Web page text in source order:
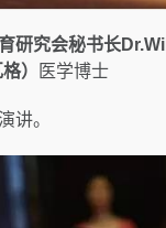
研究会秘书长
）
医学博士
讲。